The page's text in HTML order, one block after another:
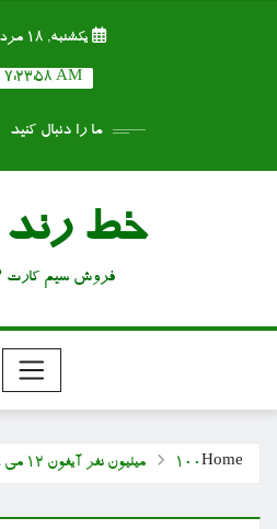
یکشنبه, ۱۸ مرداد ۱۴۰۵
7:23:58 AM
ما را دنبال کنید
خط رند 912
فروش سیم کارت 912 رند
Home ۱۰۰ میلیون نفر آیفون ۱۲ می خرند!